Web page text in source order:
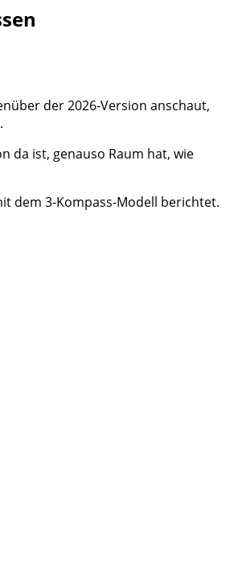
der 2026-Version anschaut,
da ist, genauso Raum hat, wie
dem 3-Kompass-Modell berichtet.